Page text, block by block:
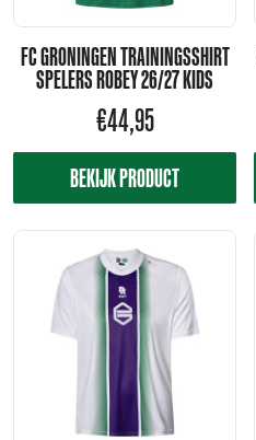
FC GRONINGEN TRAININGSSHIRT
SPELERS ROBEY 26/27 KIDS
€44,95
BEKIJK PRODUCT